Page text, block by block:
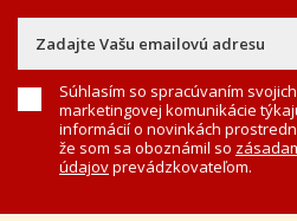
Súhlasím so spracúvaním
marketingovej komunikácie
informácií o novinkách
že som sa oboznámil so
údajovprevádzkovateľom.